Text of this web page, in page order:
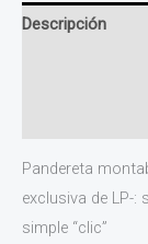
Descripción
Pandereta
exclusiva de LP-
simple “clic”